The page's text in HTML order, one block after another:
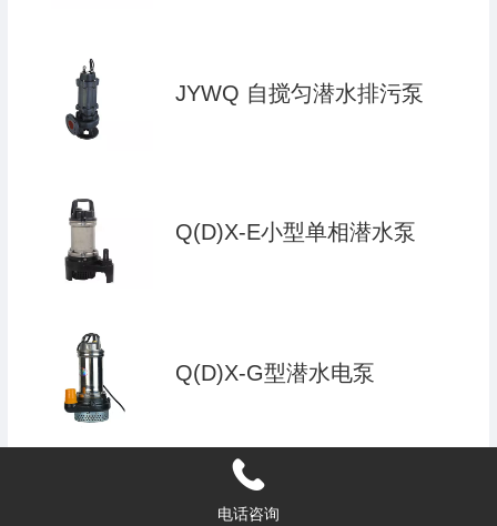
JYWQ 自搅匀潜水排污泵
Q(D)X-E小型单相潜水泵
Q(D)X-G型潜水电泵
QD-J,QX-J型工程用潜水泵
电话咨询